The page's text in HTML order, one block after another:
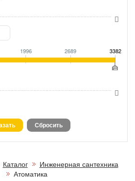
1996 2689 3382
Каталог
Инженерная сантехника
Атоматика